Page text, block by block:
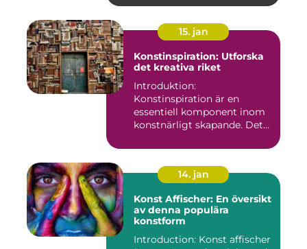
15. jan
Konstinspiration: Utforska
det kreativa riket
Introduktion:
Konstinspiration är en
essentiell komponent inom
konstnärligt skapande. Det
14. jan
Konst Affischer: En översikt
av denna populära
konstform
Introduction: Konst affischer